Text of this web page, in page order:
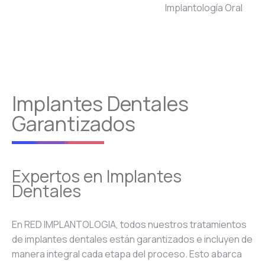
Implantología Oral
Implantes Dentales
Garantizados
Expertos en Implantes
Dentales
En RED IMPLANTOLOGIA, todos nuestros tratamientos
de implantes dentales están garantizados e incluyen de
manera integral cada etapa del proceso. Esto abarca